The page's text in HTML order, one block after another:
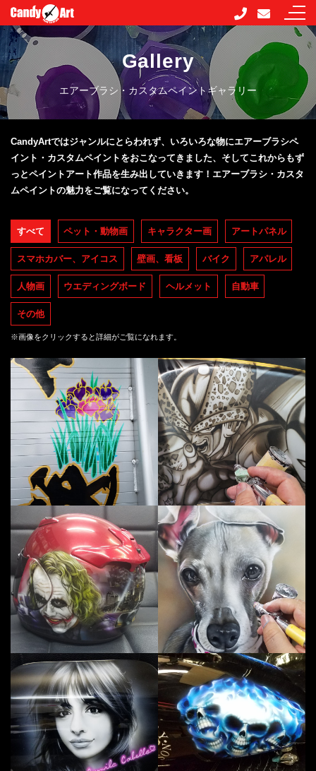
Gallery
エアーブラシ・カスタムペイントギャラリー
CandyArtではジャンルにとらわれず、いろいろな物にエアーブラシペ
イント・カスタムペイントをおこなってきました、そしてこれからもず
っとペイントアート作品を生み出していきます！エアーブラシ・カスタ
ムペイントの魅力をご覧になってください。
すべて ペット・動物画 キャラクター画 アートパネル
スマホカバー、アイコス 壁画、看板 バイク アパレル
人物画 ウエディングボード ヘルメット 自動車
その他
※画像をクリックすると詳細がご覧になれます。
トラックのゲートに花菖蒲(はなし
フルフェイスにバットマンとジョ
給油口にカミラカべロをモノトー